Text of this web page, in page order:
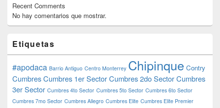
Recent Comments
No hay comentarios que mostrar.
Etiquetas
#apodaca Barrio Antiguo Centro Monterrey Chipinque Contry
CumbresCumbres 1er SectorCumbres 2do SectorCumbres
3er Sector Cumbres 4to Sector Cumbres 5to Sector Cumbres 6to Sector
Cumbres 7mo Sector Cumbres Allegro Cumbres Elite Cumbres Elite Premier